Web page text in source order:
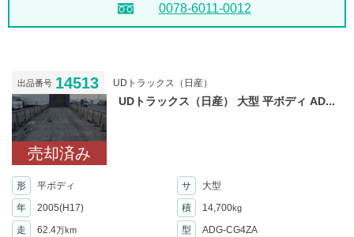
0078-6011-0012
出品番号 14513 UDトラックス（日産）
売却済み
UDトラックス（日産） 大型 平ボディ AD...
形 平ボディ サ
大型
年
2005(H17) 積 14,700kg
走 62.4万km 型
ADG-CG4ZA